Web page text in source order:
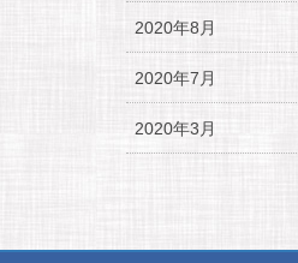
2020年8月
2020年7月
2020年3月